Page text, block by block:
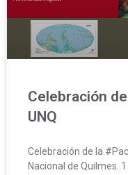
Celebración
UNQ
Celebración de la
Nacional de Quilmes.